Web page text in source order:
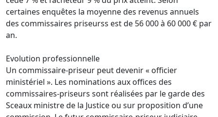
certaines enquêtes la moyenne des revenus annuels
des commissaires priseurss est de 56 000 à 60 000 € par
an.
Evolution professionnelle
Un commissaire-priseur peut devenir « officier
ministériel ». Les nominations aux offices des
commissaires-priseurs sont réalisées par le garde des
Sceaux ministre de la Justice ou sur proposition d’une